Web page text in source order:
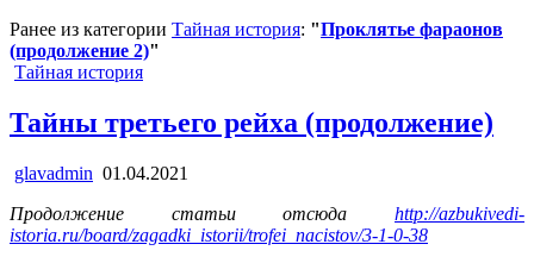
Ранее из категории Тайная история: "Проклятье фараонов
(продолжение 2)"
Posted
Тайная история
Тайны третьего рейха (продолжение)
glavadmin 01.04.2021
Продолжение статьи отсюда http://azbukivedi-
istoria.ru/board/zagadki_istorii/trofei_nacistov/3-1-0-38